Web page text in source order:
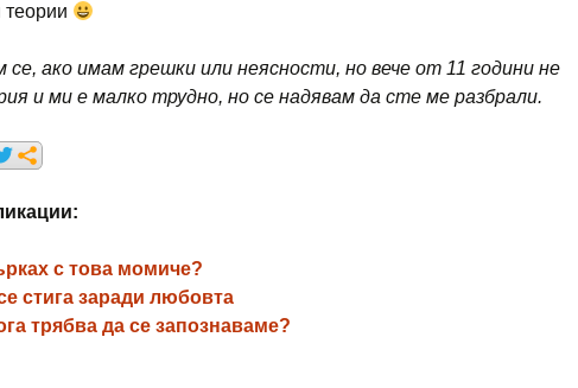
теории
се, ако имам грешки или неясности, но вече от 11 години не
и ми е малко трудно, но се надявам да сте ме разбрали.
с това момиче?
стига заради любовта
трябва да се запознаваме?